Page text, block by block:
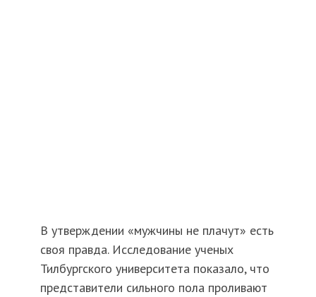
В утверждении «мужчины не плачут» есть
своя правда. Исследование ученых
Тилбургского университета показало, что
представители сильного пола проливают